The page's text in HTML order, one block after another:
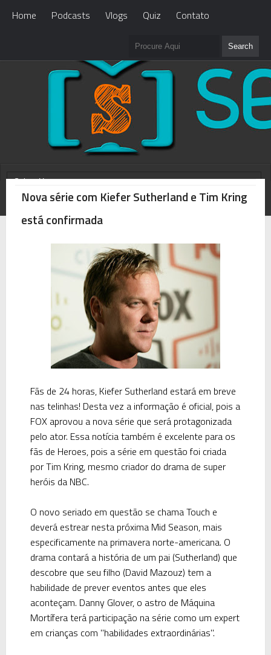
Home Podcasts Vlogs Quiz Contato
WHAT'S NEW? Loading...
Nova série com Kiefer Sutherland e Tim Kring
está confirmada
Fãs de 24 horas, Kiefer Sutherland estará em breve
nas telinhas! Desta vez a informação é oficial, pois a
FOX aprovou a nova série que será protagonizada
pelo ator. Essa notícia também é excelente para os
fãs de Heroes, pois a série em questão foi criada
por Tim Kring, mesmo criador do drama de super
heróis da NBC.
O novo seriado em questão se chama Touch e
deverá estrear nesta próxima Mid Season, mais
especificamente na primavera norte-americana. O
drama contará a história de um pai (Sutherland) que
descobre que seu filho (David Mazouz) tem a
habilidade de prever eventos antes que eles
aconteçam. Danny Glover, o astro de Máquina
Mortífera terá participação na série como um expert
em crianças com "habilidades extraordinárias".